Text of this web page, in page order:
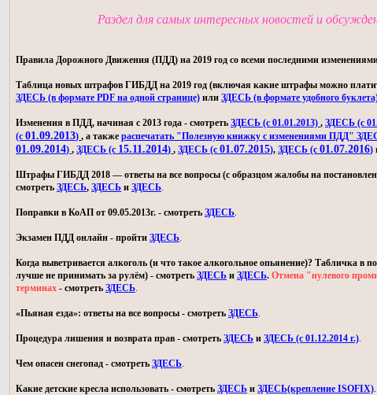
Раздел для самых интересных новостей и
Правила Дорожного Движения (ПДД) на 2019 год со всеми последними
Таблица новых штрафов ГИБДД на 2019 год (включая какие штрафы можно
ЗДЕСЬ (в формате PDF на одной странице) или ЗДЕСЬ (в формате удобного
Изменения в ПДД, начиная с 2013 года - смотреть ЗДЕСЬ (с 01.01.2013) , ЗДЕСЬ (с
(с 01.09.2013) , а также распечатать "Полезную книжку с изменениями ПДД"
01.09.2014) , ЗДЕСЬ (с 15.11.2014) , ЗДЕСЬ (с 01.07.2015), ЗДЕСЬ (с 01.07.2016)
Штрафы ГИБДД 2018 — ответы на все вопросы (с образцом жалобы на
смотреть ЗДЕСЬ, ЗДЕСЬ и ЗДЕСЬ.
Поправки в КоАП от 09.05.2013г. - смотреть ЗДЕСЬ.
Экзамен ПДД онлайн - пройти ЗДЕСЬ.
Когда выветривается алкоголь (и что такое алкогольное опьянение)? Табличка в
лучше не принимать за рулём) - смотреть ЗДЕСЬ и ЗДЕСЬ. Отмена "нулевого
терминах - смотреть ЗДЕСЬ.
«Пьяная езда»: ответы на все вопросы - смотреть ЗДЕСЬ.
Процедура лишения и возврата прав - смотреть ЗДЕСЬ и ЗДЕСЬ (с 01.12.2014 г.).
Чем опасен снегопад - смотреть ЗДЕСЬ.
Какие детские кресла использовать - смотреть ЗДЕСЬ и ЗДЕСЬ(крепление ISOFIX).